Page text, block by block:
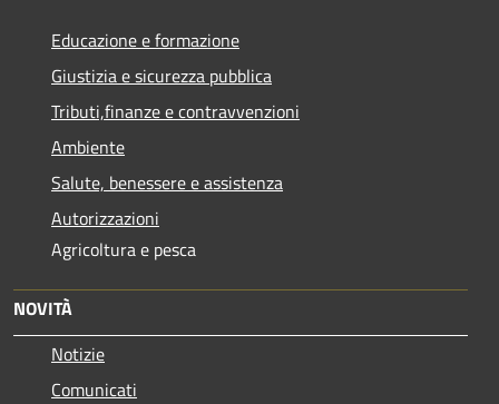
Educazione e formazione
Giustizia e sicurezza pubblica
Tributi,finanze e contravvenzioni
Ambiente
Salute, benessere e assistenza
Autorizzazioni
Agricoltura e pesca
NOVITÀ
Notizie
Comunicati